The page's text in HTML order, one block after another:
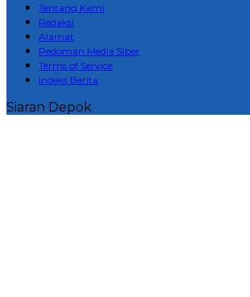
Tentang Kami
Redaksi
Alamat
Pedoman Media Siber
Terms of Service
Indeks Berita
Siaran Depok